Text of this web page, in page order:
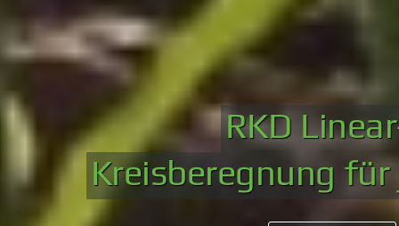
RKD
Kreisberegnung für